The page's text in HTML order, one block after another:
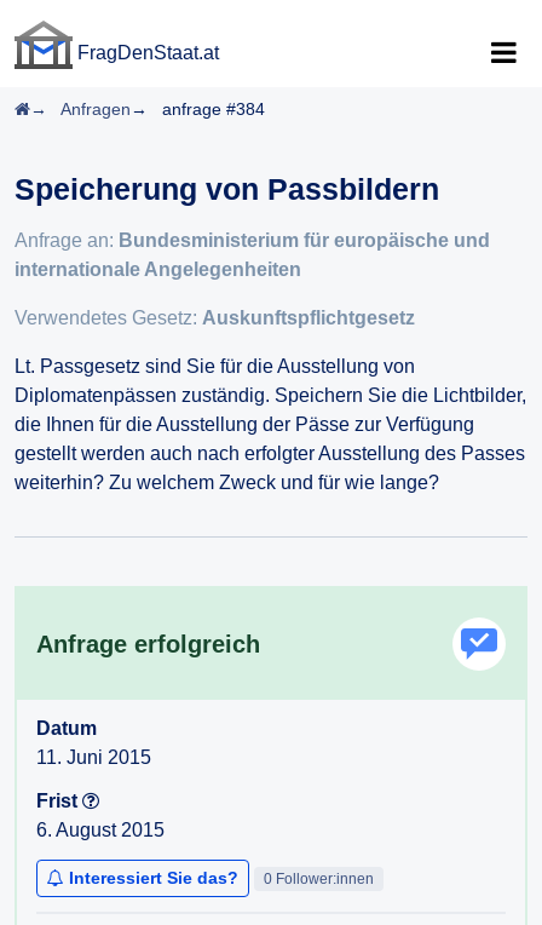
FragDenStaat.at
Startseite
Anfragen anfrage #384
Speicherung von Passbildern
Anfrage an: Bundesministerium für europäische und
internationale Angelegenheiten
Verwendetes Gesetz: Auskunftspflichtgesetz
Lt. Passgesetz sind Sie für die Ausstellung von
Diplomatenpässen zuständig. Speichern Sie die Lichtbilder,
die Ihnen für die Ausstellung der Pässe zur Verfügung
gestellt werden auch nach erfolgter Ausstellung des Passes
weiterhin? Zu welchem Zweck und für wie lange?
Anfrage erfolgreich
Datum
11. Juni 2015
Frist
6. August 2015
Interessiert Sie das? 0 Follower:innen